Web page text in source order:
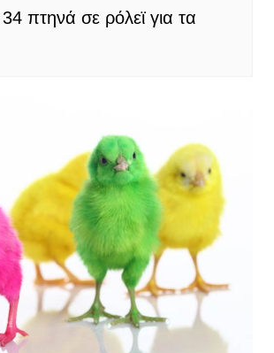
πτηνά σε ρόλεϊ για τα